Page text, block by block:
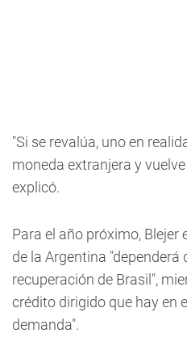
"Si se revalúa, uno en
moneda extranjera y
explicó.
Para el año próximo,
de la Argentina "dependerá
recuperación de Brasil",
crédito dirigido que hay en
demanda".